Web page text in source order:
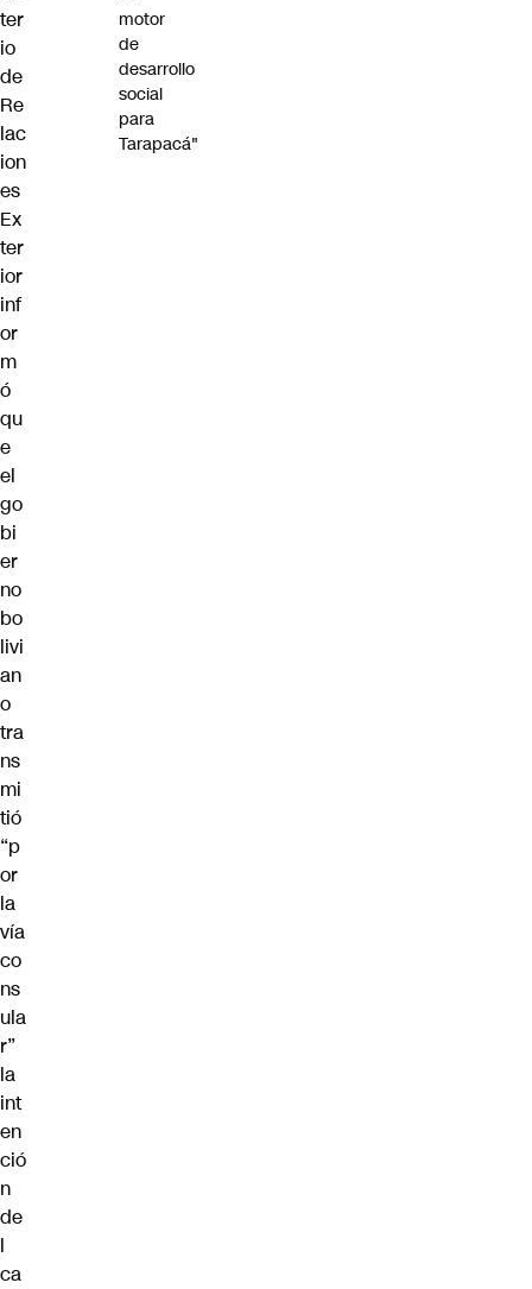
ter
io
de
Re
lac
ion
es
Ex
ter
ior
inf
or
m
ó
qu
e
el
go
bi
er
no
bo
livi
an
o
tra
ns
mi
tió
“p
or
la
vía
co
ns
ula
r”
la
int
en
ció
n
de
l
ca
motor
de
desarrollo
social
para
Tarapacá"